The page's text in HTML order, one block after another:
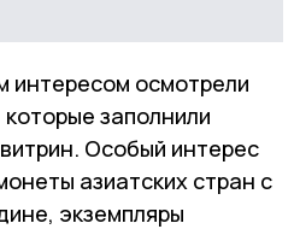
интересом осмотрели
заполнили
Особый интерес
азиатских стран с
экземпляры